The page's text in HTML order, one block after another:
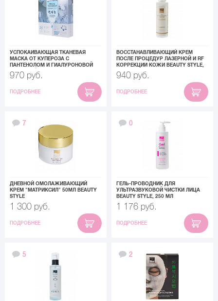
УСПОКАИВАЮЩАЯ ТКАНЕВАЯ
МАСКА ОТ КУПЕРОЗА С
ПАНТЕНОЛОМ И ГИАЛУРОНОВОЙ
КИСЛОТОЙ BEAUTY STYLE, 30 МЛ
970 руб.
ПОДРОБНЕЕ
ВОССТАНАВЛИВАЮЩИЙ КРЕМ
ПОСЛЕ ПРОЦЕДУР ЛАЗЕРНОЙ И RF
КОРРЕКЦИИ КОЖИ BEAUTY STYLE,
130 МЛ
940 руб.
ПОДРОБНЕЕ
ДНЕВНОЙ ОМОЛАЖИВАЮЩИЙ
КРЕМ "МАТРИКСИЛ" 50МЛ BEAUTY
STYLE
7
1 300 руб.
ПОДРОБНЕЕ
ГЕЛЬ-ПРОВОДНИК ДЛЯ
УЛЬТРАЗВУКОВОЙ ЧИСТКИ ЛИЦА
BEAUTY STYLE, 250 МЛ
0
1 176 руб.
ПОДРОБНЕЕ
5 2